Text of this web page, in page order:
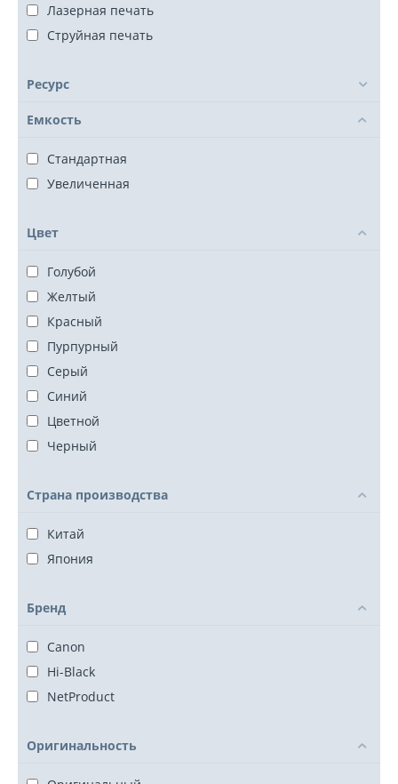
Лазерная печать
Струйная печать
Ресурс
Емкость
Стандартная
Увеличенная
Цвет
Голубой
Желтый
Красный
Пурпурный
Серый
Синий
Цветной
Черный
Страна производства
Китай
Япония
Бренд
Canon
Hi-Black
NetProduct
Оригинальность